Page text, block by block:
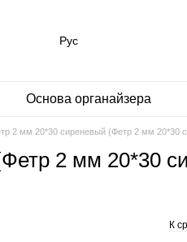
Рус
Основа органайзера
2 мм 20*30 сиреневый (Фетр 2 мм 20*30
2 мм 20*30
К